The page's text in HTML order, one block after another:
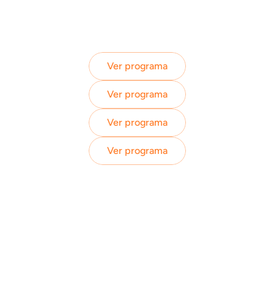
Ver programa
Ver programa
Ver programa
Ver programa